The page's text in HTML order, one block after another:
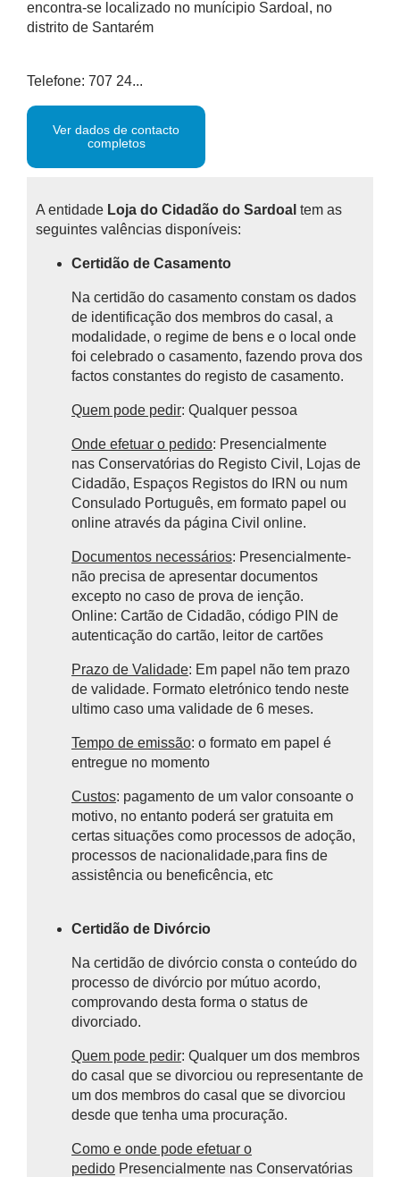
encontra-se localizado no munícipio Sardoal, no
distrito de Santarém
Telefone: 707 24...
Ver dados de contacto
completos
A entidade Loja do Cidadão do Sardoal tem as
seguintes valências disponíveis:
Certidão de Casamento
Na certidão do casamento constam os dados
de identificação dos membros do casal, a
modalidade, o regime de bens e o local onde
foi celebrado o casamento, fazendo prova dos
factos constantes do registo de casamento.
Quem pode pedir: Qualquer pessoa
Onde efetuar o pedido: Presencialmente
nas Conservatórias do Registo Civil, Lojas de
Cidadão, Espaços Registos do IRN ou num
Consulado Português, em formato papel ou
online através da página Civil online.
Documentos necessários: Presencialmente-
não precisa de apresentar documentos
excepto no caso de prova de ienção.
Online: Cartão de Cidadão, código PIN de
autenticação do cartão, leitor de cartões
Prazo de Validade: Em papel não tem prazo
de validade. Formato eletrónico tendo neste
ultimo caso uma validade de 6 meses.
Tempo de emissão: o formato em papel é
entregue no momento
Custos: pagamento de um valor consoante o
motivo, no entanto poderá ser gratuita em
certas situações como processos de adoção,
processos de nacionalidade,para fins de
assistência ou beneficência, etc
Certidão de Divórcio
Na certidão de divórcio consta o conteúdo do
processo de divórcio por mútuo acordo,
comprovando desta forma o status de
divorciado.
Quem pode pedir: Qualquer um dos membros
do casal que se divorciou ou representante de
um dos membros do casal que se divorciou
desde que tenha uma procuração.
Como e onde pode efetuar o
pedido Presencialmente nas Conservatórias